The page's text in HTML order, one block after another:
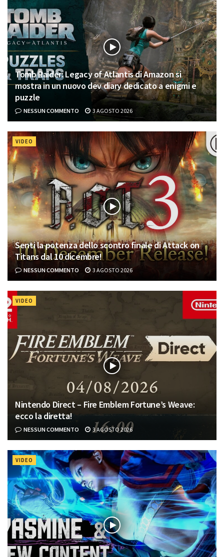
Tomb Raider: Legacy of Atlantis di Amazon si
mostra in un nuovo dev diary dedicato a enigmi e
puzzle
NESSUN COMMENTO 3 AGOSTO 2026
VIDEO
Senti la potenza dello scontro finale di Attack on
Titans dal 10 dicembre!
NESSUN COMMENTO 3 AGOSTO 2026
VIDEO
Nintendo Direct – Fire Emblem Fortune’s Weave:
ecco la diretta!
NESSUN COMMENTO 3 AGOSTO 2026
VIDEO